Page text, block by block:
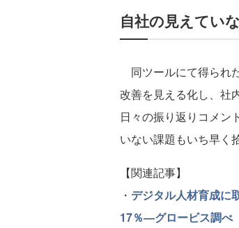
自社の見えてい
同ツールにて得られ
改善を見える化し、社
日々の振り返りコメン
いない課題もいち早く
【関連記事】
・ デジタル人材育成に
17％—グロービス調べ